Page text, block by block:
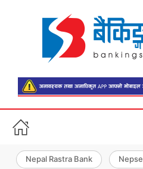
Nepal Rastra Bank Nepse